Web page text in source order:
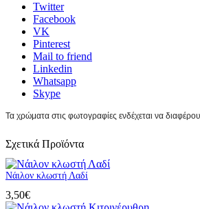
Twitter
Facebook
VK
Pinterest
Mail to friend
Linkedin
Whatsapp
Skype
Τα χρώματα στις φωτογραφίες ενδέχεται να
Σχετικά Προϊόντα
Νάιλον κλωστή Λαδί
3,50€